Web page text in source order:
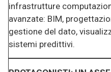
infrastrutture
avanzate: BIM,
gestione del dato,
sistemi predittivi.